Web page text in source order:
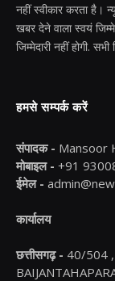
नहीं स्वीकार करता है।
खबर देने वाला स्वयं
जिम्मेदारी नहीं होगी. सभी
हमसे सम्पर्क करें
संपादक - Mansoor
मोबाइल - +91
ईमेल -
कार्यालय
छत्तीसगढ़ - 40/504 ,